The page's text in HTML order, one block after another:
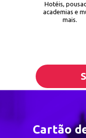
Hotéis,
academias e
mais.
Cartão